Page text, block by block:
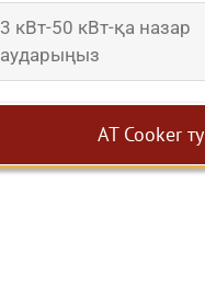
3 кВт-50 кВт-қа назар
аударыңыз
AT Cooker